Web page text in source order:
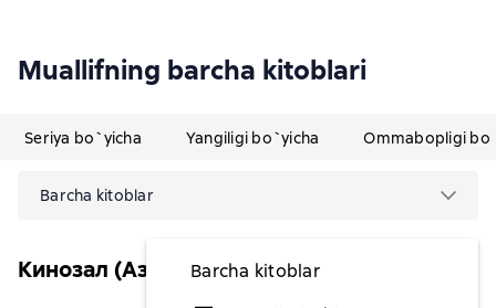
Muallifning barcha kitoblari
Seriya bo`yicha Yangiligi bo`yicha Ommabopligi
Barcha kitoblar
Barcha kitoblar
Кинозал (Азбука-Аттикус)